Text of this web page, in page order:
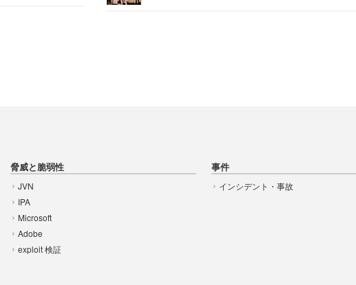
脅威と脆弱性
JVN
IPA
Microsoft
Adobe
exploit 検証
事件
インシデント・事故